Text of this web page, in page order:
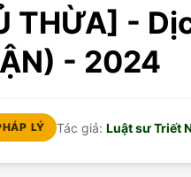
THỪA] -
- 2024
LÝ Tác giả:Luật sư Triết